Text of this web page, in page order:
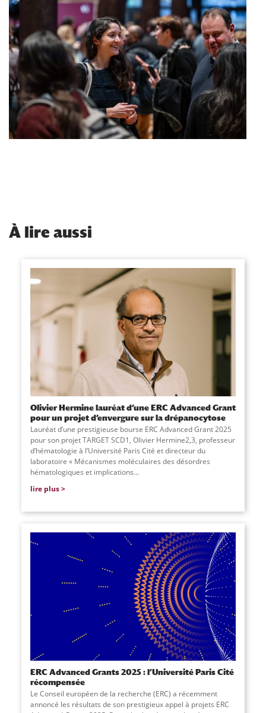
À lire aussi
Olivier Hermine lauréat d’une ERC Advanced Grant
pour un projet d’envergure sur la drépanocytose
Lauréat d’une prestigieuse bourse ERC Advanced Grant 2025
pour son projet TARGET SCD1, Olivier Hermine2,3, professeur
d’hématologie à l’Université Paris Cité et directeur du
laboratoire « Mécanismes moléculaires des désordres
hématologiques et implications...
lire plus
ERC Advanced Grants 2025 : l’Université Paris Cité
récompensée
Le Conseil européen de la recherche (ERC) a récemment
annoncé les résultats de son prestigieux appel à projets ERC